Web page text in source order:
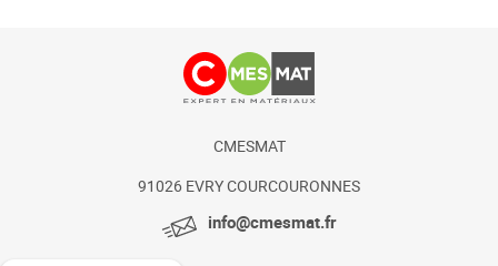
CMESMAT
91026 EVRY COURCOURONNES
info@cmesmat.fr